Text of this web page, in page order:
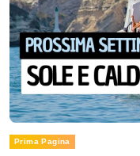
Prima Pagina